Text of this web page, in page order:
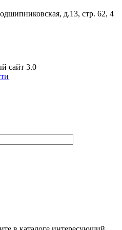
д.13, стр. 62, 4
сайт 3.0